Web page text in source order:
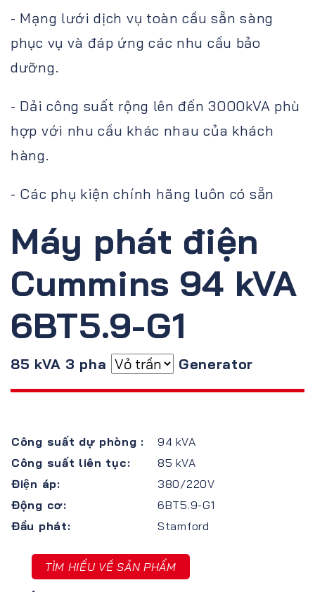
- Mạng lưới dịch vụ toàn cầu sẵn sàng
phục vụ và đáp ứng các nhu cầu bảo
dưỡng.
- Dải công suất rộng lên đến 3000kVA phù
hợp với nhu cầu khác nhau của khách
hàng.
- Các phụ kiện chính hãng luôn có sẵn
Máy phát điện
Cummins 94 kVA
6BT5.9-G1
85 kVA 3 pha Generator
Công suất dự phòng :
94 kVA
Công suất liên tục:
85 kVA
Điện áp:
380/220V
Động cơ:
6BT5.9-G1
Đầu phát:
Stamford
TÌM HIỂU VỀ SẢN PHẨM